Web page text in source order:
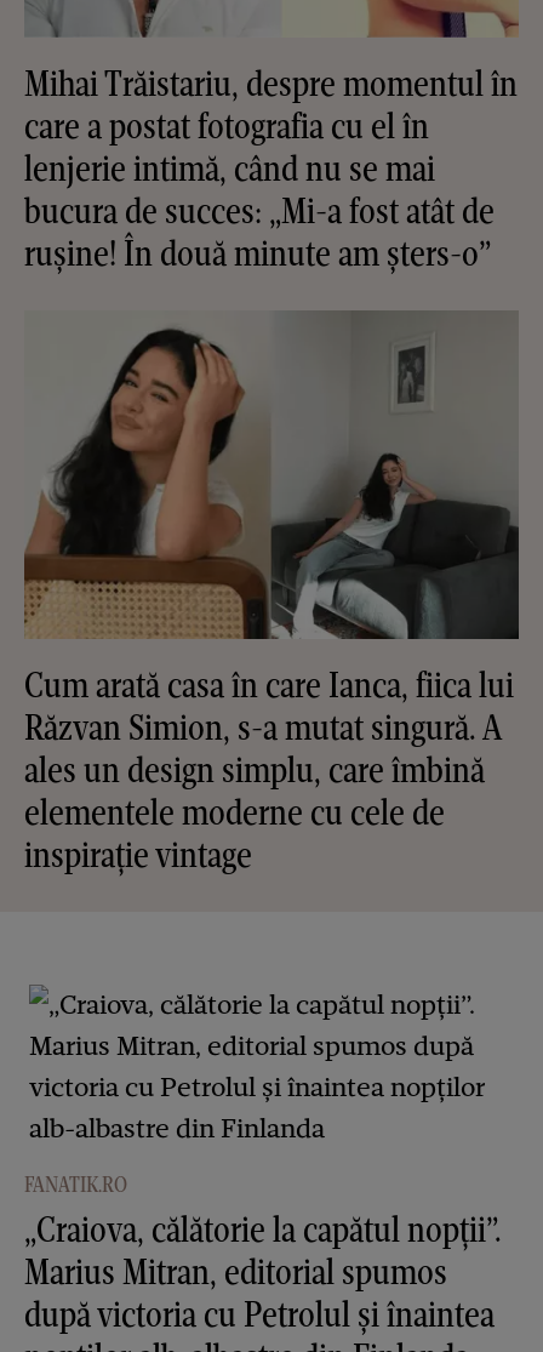
Mihai Trăistariu, despre momentul în
care a postat fotografia cu el în
lenjerie intimă, când nu se mai
bucura de succes: „Mi-a fost atât de
rușine! În două minute am șters-o”
Cum arată casa în care Ianca, fiica lui
Răzvan Simion, s-a mutat singură. A
ales un design simplu, care îmbină
elementele moderne cu cele de
inspirație vintage
FANATIK.RO
„Craiova, călătorie la capătul nopții”.
Marius Mitran, editorial spumos
după victoria cu Petrolul și înaintea